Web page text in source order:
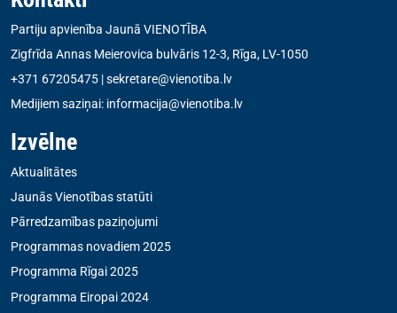
Partiju apvienība Jaunā VIENOTĪBA
Zigfrīda Annas Meierovica bulvāris 12-3, Rīga, LV-1050
+371 67205475 |sekretare@vienotiba.lv
Medijiem saziņai: informacija@vienotiba.lv
Izvēlne
Aktualitātes
Jaunās Vienotības statūti
Pārredzamības paziņojumi
Programmas novadiem 2025
Programma Rīgai 2025
Programma Eiropai 2024